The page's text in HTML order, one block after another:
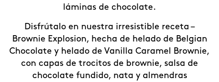
láminas de chocolate.
Disfrútalo en nuestra irresistible receta –
Brownie Explosion, hecha de helado de Belgian
Chocolate y helado de Vanilla Caramel Brownie,
con capas de trocitos de brownie, salsa de
chocolate fundido, nata y almendras